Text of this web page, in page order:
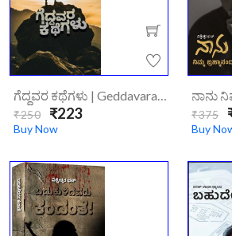
ರಸಮಲಾಯಿ |
₹130₹116
ಗೆದ್ದವರ ಕಥೆಗಳು | Geddavara Kathegalu
₹250 ₹223
Buy Now
₹375
Buy